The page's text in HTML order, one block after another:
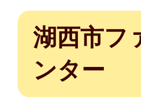
湖西市フ
ンター